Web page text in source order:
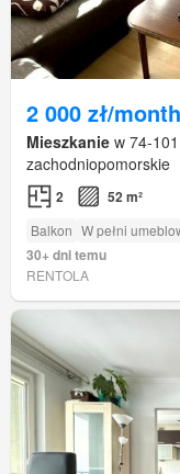
2 000 zł/month
Mieszkanie w 74-
zachodniopomorskie
2 52 m²
Balkon W pełni
30+ dni temu
RENTOLA